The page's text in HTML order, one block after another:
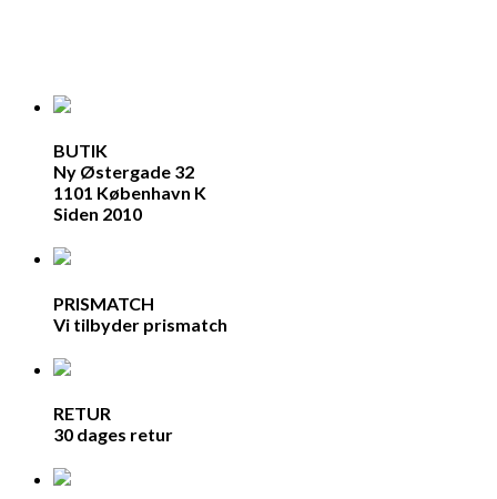
BUTIK
Ny Østergade 32
1101 København K
Siden 2010
PRISMATCH
Vi tilbyder prismatch
RETUR
30 dages retur